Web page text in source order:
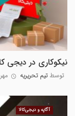
نیکوکاری در دیجی
توسطتیم تحریریه مهر ۸,
آگاپه و دیجی‌کالا